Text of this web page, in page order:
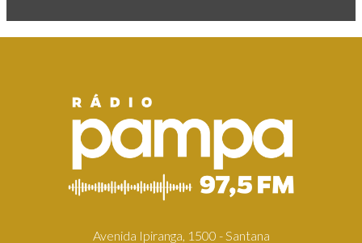
Avenida Ipiranga, 1500 - Santana